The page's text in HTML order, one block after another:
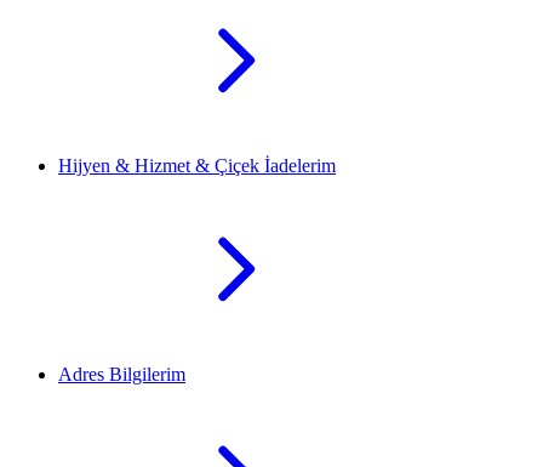
Hijyen & Hizmet & Çiçek İadelerim
Adres Bilgilerim